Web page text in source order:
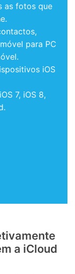
as fotos que
para PC
iOS
7, iOS 8,
a iCloud